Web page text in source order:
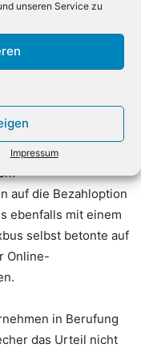
unseren Service zu
Impressum
Richter am
Letztlich werde bei
entweder
Lastschrift»
Das Gesetz gelte
die Kosten, die
entstehen,
der gleichen
auf die Bezahloption
ebenfalls mit einem
selbst betonte auf
Online-
in Berufung
das Urteil nicht